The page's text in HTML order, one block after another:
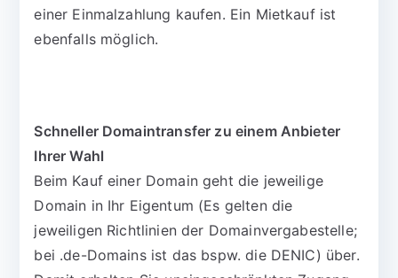
einer Einmalzahlung kaufen. Ein Mietkauf ist
ebenfalls möglich.
Schneller Domaintransfer zu einem Anbieter
Ihrer Wahl
Beim Kauf einer Domain geht die jeweilige
Domain in Ihr Eigentum (Es gelten die
jeweiligen Richtlinien der Domainvergabestelle;
bei .de-Domains ist das bspw. die DENIC) über.